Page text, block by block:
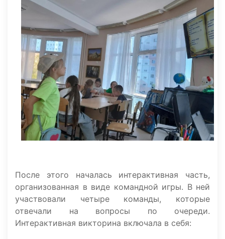
После этого началась интерактивная часть,
организованная в виде командной игры. В ней
участвовали четыре команды, которые
отвечали на вопросы по очереди.
Интерактивная викторина включала в себя: